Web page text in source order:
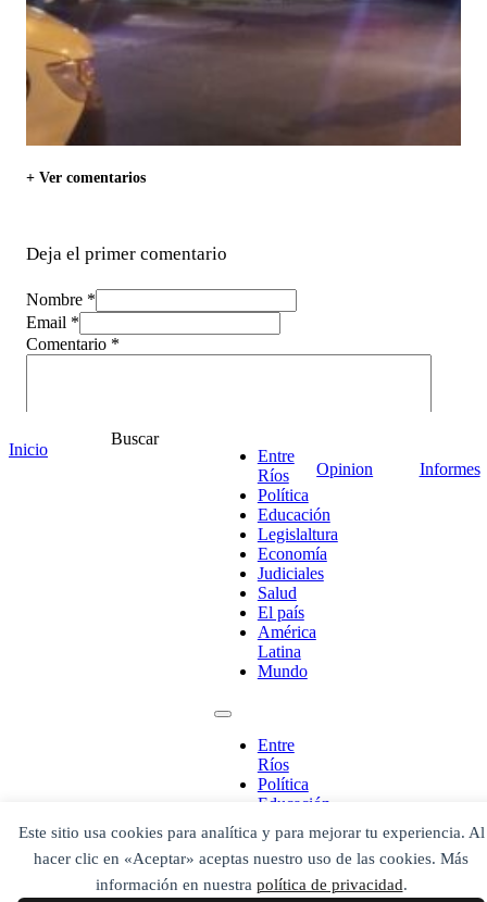
Este sitio usa cookies para analítica y para mejorar tu experiencia. Al
hacer clic en «Aceptar» aceptas nuestro uso de las cookies. Más
información en nuestra política de privacidad.
+ Ver comentarios
Deja el primer comentario
Nombre *
Email *
Comentario *
Inicio
Buscar
Entre
Ríos
Política
Educación
Legislaltura
Economía
Judiciales
Salud
El país
América
Latina
Mundo
Entre
Ríos
Política
Educación
Legislaltura
Economía
Judiciales
Salud
Opinion Informes
¡Ponete en contacto!
Escribe aquí abajo lo que desees buscar
Buscar
Buscar en el archivo